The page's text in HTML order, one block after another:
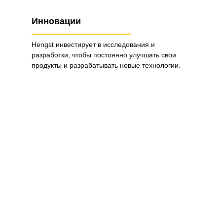
Инновации
Hengst инвестирует в исследования и
разработки, чтобы постоянно улучшать свои
продукты и разрабатывать новые технологии.